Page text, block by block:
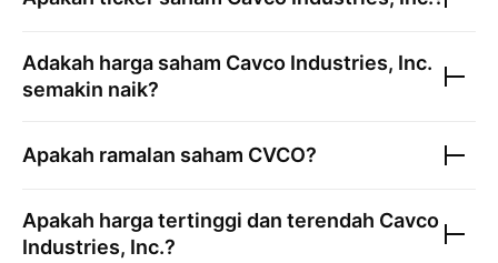
Adakah harga saham Cavco Industries, Inc.
semakin naik?
Apakah ramalan saham CVCO?
Apakah harga tertinggi dan terendah Cavco
Industries, Inc.?